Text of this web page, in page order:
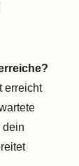
erreicht
dein